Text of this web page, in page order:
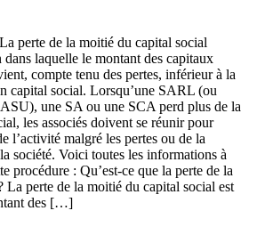
perte de la moitié du capital social
laquelle le montant des capitaux
compte tenu des pertes, inférieur à la
capital social. Lorsqu’une SARL (ou
une SA ou une SCA perd plus de la
les associés doivent se réunir pour
l’activité malgré les pertes ou de la
société. Voici toutes les informations à
procédure : Qu’est-ce que la perte de la
La perte de la moitié du capital social est
des […]